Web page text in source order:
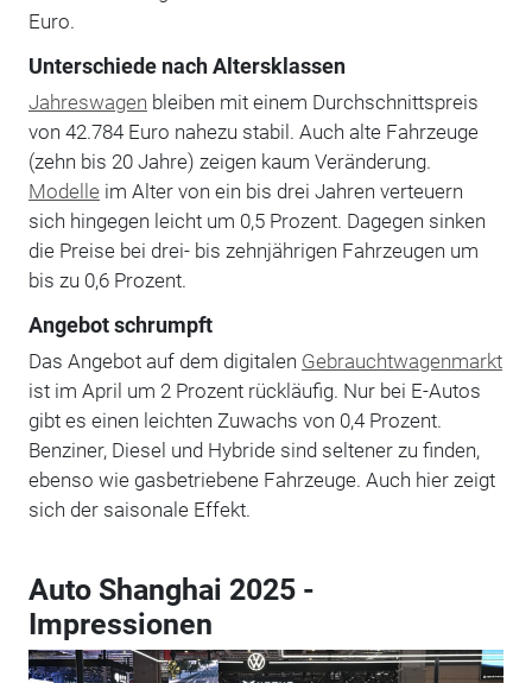
Euro.
Unterschiede nach Altersklassen
Jahreswagen bleiben mit einem Durchschnittspreis
von 42.784 Euro nahezu stabil. Auch alte Fahrzeuge
(zehn bis 20 Jahre) zeigen kaum Veränderung.
Modelle im Alter von ein bis drei Jahren verteuern
sich hingegen leicht um 0,5 Prozent. Dagegen sinken
die Preise bei drei- bis zehnjährigen Fahrzeugen um
bis zu 0,6 Prozent.
Angebot schrumpft
Das Angebot auf dem digitalen Gebrauchtwagenmarkt
ist im April um 2 Prozent rückläufig. Nur bei E-Autos
gibt es einen leichten Zuwachs von 0,4 Prozent.
Benziner, Diesel und Hybride sind seltener zu finden,
ebenso wie gasbetriebene Fahrzeuge. Auch hier zeigt
sich der saisonale Effekt.
Auto Shanghai 2025 -
Impressionen